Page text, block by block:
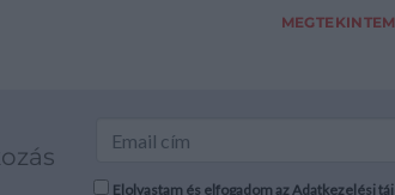
sajátította el
első színpadi
Nyugat íróival és
barátságáról, arról,
gyermekéveiről,
a Nyugat íróival és
borítóval, az
MEGTEKINTEM
Elolvastam és elfogadom az Adatkezelési